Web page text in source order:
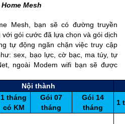
Mesh
Mesh, bạn sẽ có đường truyền
gói cước đã lựa chọn và gói dịch
tự động ngăn chặn việc truy cập
sex, bạo lực, cờ bạc, ma túy, tự
ngoài Modem wifi bạn sẽ được
Nội thành
1 tháng
có KM
Gói 07
tháng
Gói 14
tháng
1